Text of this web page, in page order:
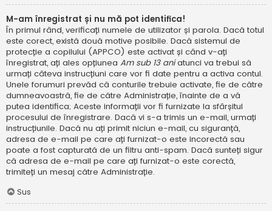
M-am înregistrat și nu mă pot identifica!
În primul rând, verificați numele de utilizator și parola. Dacă totul
este corect, există două motive posibile. Dacă sistemul de
protecție a copilului (APPCO) este activat și când v-ați
înregistrat, ați ales opțiunea Am sub 13 aniatunci va trebui să
urmați câteva instrucțiuni care vor fi date pentru a activa contul.
Unele forumuri prevăd că conturile trebuie activate, fie de către
dumneavoastră, fie de către Administrație, înainte de a vă
putea identifica; Aceste informații vor fi furnizate la sfârșitul
procesului de înregistrare. Dacă vi s-a trimis un e-mail, urmați
instrucțiunile. Dacă nu ați primit niciun e-mail, cu siguranță,
adresa de e-mail pe care ați furnizat-o este incorectă sau
poate a fost capturată de un filtru anti-spam. Dacă sunteți sigur
că adresa de e-mail pe care ați furnizat-o este corectă,
trimiteți un mesaj către Administrație.
Sus